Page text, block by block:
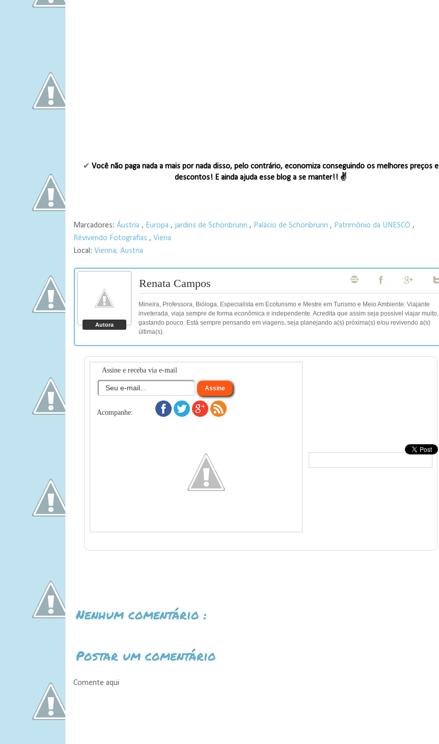
✔ Você não paga nada a mais por nada disso, pelo contrário, economiza conseguindo os melhores preços e
descontos! E ainda ajuda esse blog a se manter!! ✌
Marcadores: Áustria , Europa , jardins de Schönbrunn , Palácio de Schönbrunn , Patrimônio da UNESCO ,
Rêvivendo Fotografias , Viena
Local: Vienna, Austria
Autora
Renata Campos
Mineira, Professora, Bióloga, Especialista em Ecoturismo e Mestre em Turismo e Meio Ambiente. Viajante
inveterada, viaja sempre de forma econômica e independente. Acredita que assim seja possível viajar muito,
gastando pouco. Está sempre pensando em viagens, seja planejando a(s) próxima(s) e/ou revivendo a(s)
última(s).
Assine e receba via e-mail
Acompanhe:
Nenhum comentário :
Postar um comentário
Comente aqui